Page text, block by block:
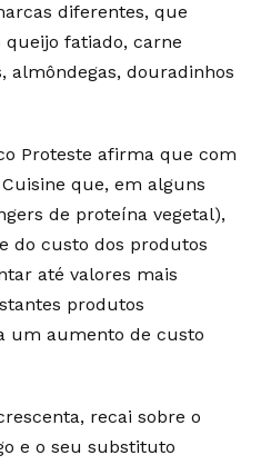
diferentes, que
fatiado, carne
almôndegas, douradinhos
Proteste afirma que com
que, em alguns
de proteína vegetal),
do custo dos produtos
até valores mais
produtos
um aumento de custo
recai sobre o
e o seu substituto